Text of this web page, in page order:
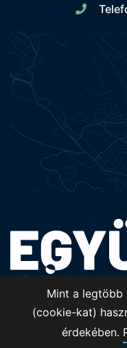
Mint a legtöbb
(cookie-kat)
érdekében.